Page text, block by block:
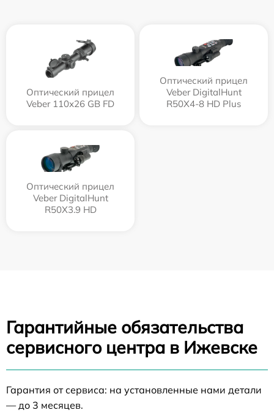
Оптический прицел
Veber 110х26 GB FD
Оптический прицел
Veber DigitalHunt
R50X4-8 HD Plus
Оптический прицел
Veber DigitalHunt
R50X3.9 HD
Гарантийные обязательства
сервисного центра в Ижевске
Гарантия от сервиса: на установленные нами детали
— до 3 месяцев.